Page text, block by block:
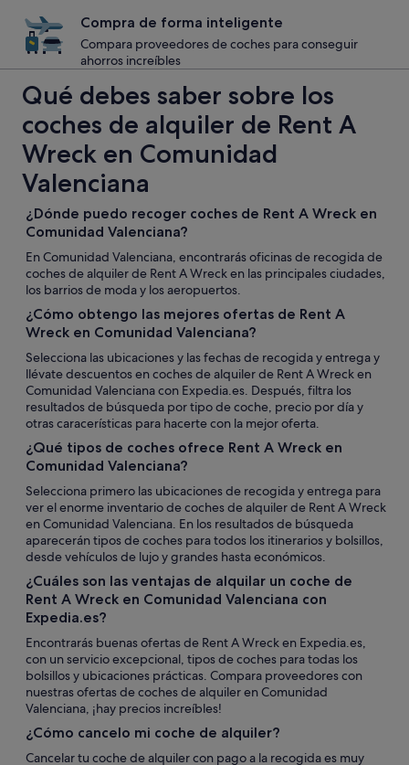
Compra de forma inteligente
Compara proveedores de coches para conseguir
ahorros increíbles
Qué debes saber sobre los
coches de alquiler de Rent A
Wreck en Comunidad
Valenciana
¿Dónde puedo recoger coches de Rent A Wreck en
Comunidad Valenciana?
En Comunidad Valenciana, encontrarás oficinas de recogida de
coches de alquiler de Rent A Wreck en las principales ciudades,
los barrios de moda y los aeropuertos.
¿Cómo obtengo las mejores ofertas de Rent A
Wreck en Comunidad Valenciana?
Selecciona las ubicaciones y las fechas de recogida y entrega y
llévate descuentos en coches de alquiler de Rent A Wreck en
Comunidad Valenciana con Expedia.es. Después, filtra los
resultados de búsqueda por tipo de coche, precio por día y
otras caracerísticas para hacerte con la mejor oferta.
¿Qué tipos de coches ofrece Rent A Wreck en
Comunidad Valenciana?
Selecciona primero las ubicaciones de recogida y entrega para
ver el enorme inventario de coches de alquiler de Rent A Wreck
en Comunidad Valenciana. En los resultados de búsqueda
aparecerán tipos de coches para todos los itinerarios y bolsillos,
desde vehículos de lujo y grandes hasta económicos.
¿Cuáles son las ventajas de alquilar un coche de
Rent A Wreck en Comunidad Valenciana con
Expedia.es?
Encontrarás buenas ofertas de Rent A Wreck en Expedia.es,
con un servicio excepcional, tipos de coches para todas los
bolsillos y ubicaciones prácticas. Compara proveedores con
nuestras ofertas de coches de alquiler en Comunidad
Valenciana, ¡hay precios increíbles!
¿Cómo cancelo mi coche de alquiler?
Cancelar tu coche de alquiler con pago a la recogida es muy